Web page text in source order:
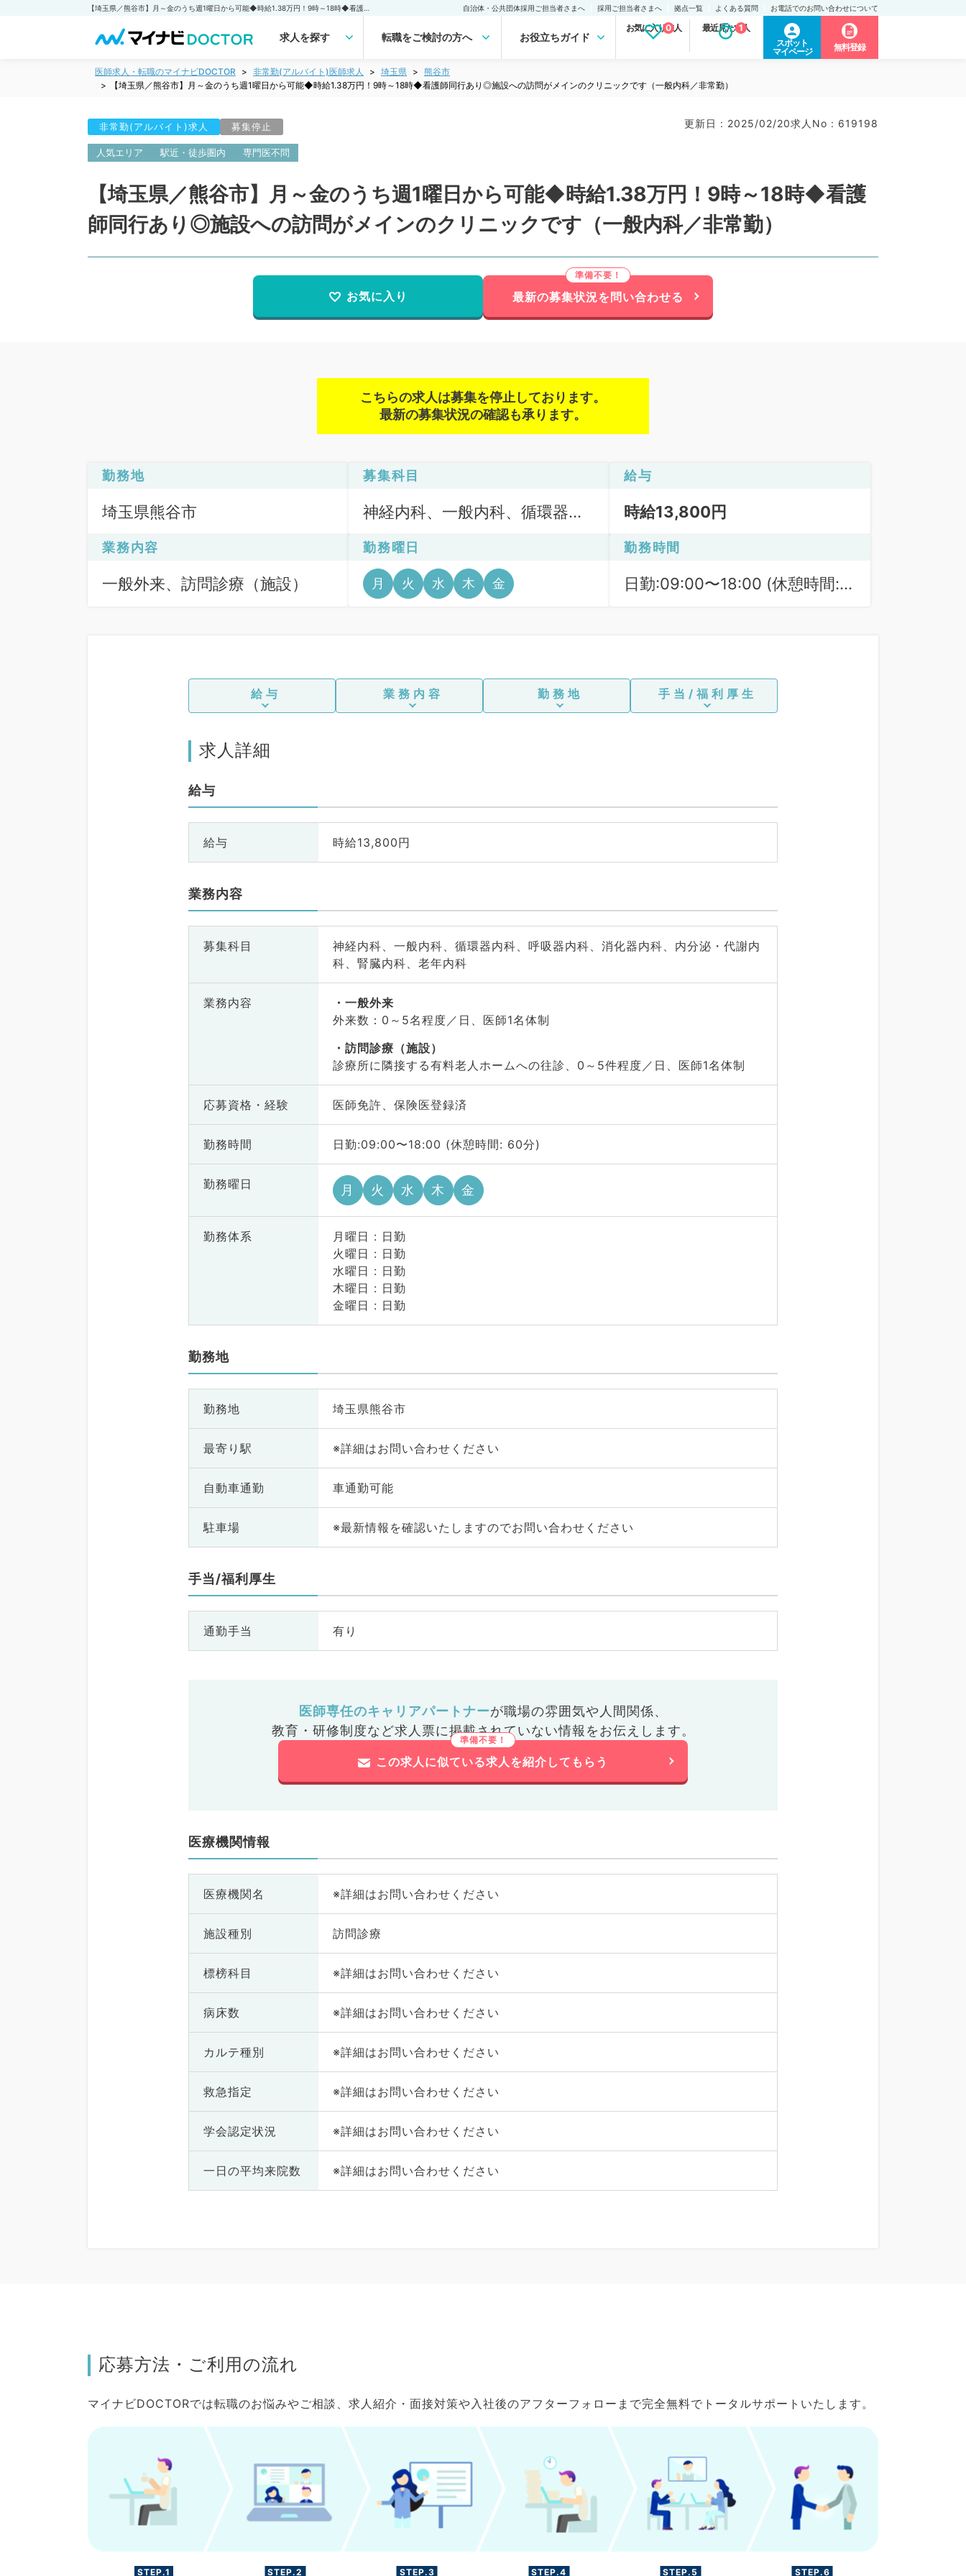
自治体・公共団体採用ご担当者さまへ 採用ご担当者さまへ 拠点一覧 よくある質問 お電話でのお問い合わせについて
求人を探す 転職をご検討の方へ お役立ちガイド
お気に入り求人
0 最近見た求人
1
スポット
マイページ
無料登録
医師求人・転職のマイナビDOCTOR 非常勤(アルバイト)医師求人 埼玉県
熊谷市
【埼玉県／熊谷市】月～金のうち週1曜日から可能◆時給1.38万円！9時～18時◆看護師同行あり◎施設への訪問がメインのクリニックです（一般内科／非常勤）
非常勤(アルバイト)求人 募集停止 更新日 : 2025/02/20求人No : 619198
人気エリア 駅近・徒歩圏内 専門医不問
【埼玉県／熊谷市】月～金のうち週1曜日から可能◆時給1.38万円！9時～18時◆看護
師同行あり◎施設への訪問がメインのクリニックです（一般内科／非常勤）
お気に入り 最新の募集状況を問い合わせる
こちらの求人は募集を停止しております。
最新の募集状況の確認も承ります。
勤務地
埼玉県熊谷市
募集科目
神経内科、一般内科、循環器内
内分泌・代謝内科、腎臓内科、
老年内科
給与
時給13,800円
業務内容
一般外来、訪問診療（施設）
勤務曜日
月 火 水 木 金
勤務時間
日勤:09:00〜18:00 (休憩時間:
給与 業務内容 勤務地 手当/福利厚生
求人詳細
給与
給与 時給13,800円
業務内容
募集科目
神経内科、一般内科、循環器内科、呼吸器内科、消化器内科、内分泌・代謝内
科、腎臓内科、老年内科
業務内容
一般外来
外来数：0～5名程度／日、医師1名体制
訪問診療（施設）
診療所に隣接する有料老人ホームへの往診、0～5件程度／日、医師1名体制
応募資格・ 経験 医師免許、保険医登録済
勤務時間 日勤:09:00〜18:00 (休憩時間: 60分)
勤務曜日 月 火 水 木 金
勤務体系
月曜日 : 日勤
火曜日 : 日勤
水曜日 : 日勤
木曜日 : 日勤
金曜日 : 日勤
勤務地
勤務地 埼玉県熊谷市
最寄り駅 ※詳細はお問い合わせください
自動車通勤 車通勤可能
駐車場 ※最新情報を確認いたしますのでお問い合わせください
手当/福利厚生
通勤手当 有り
医師専任のキャリアパートナーが職場の雰囲気や人間関係、
教育・研修制度など求人票に掲載されていない情報をお伝えします。
この求人に似ている求人を紹介してもらう
医療機関情報
医療機関名 ※詳細はお問い合わせください
施設種別 訪問診療
標榜科目 ※詳細はお問い合わせください
病床数 ※詳細はお問い合わせください
カルテ種別 ※詳細はお問い合わせください
救急指定 ※詳細はお問い合わせください
学会認定状況 ※詳細はお問い合わせください
一日の平均来院数 ※詳細はお問い合わせください
応募方法・ご利用の流れ
マイナビDOCTORでは転職のお悩みやご相談、求人紹介・面接対策や入社後のアフターフォローまで完全無料でトータルサポートいたします。
STEP.1 STEP.2 STEP.3 STEP.4 STEP.5 STEP.6